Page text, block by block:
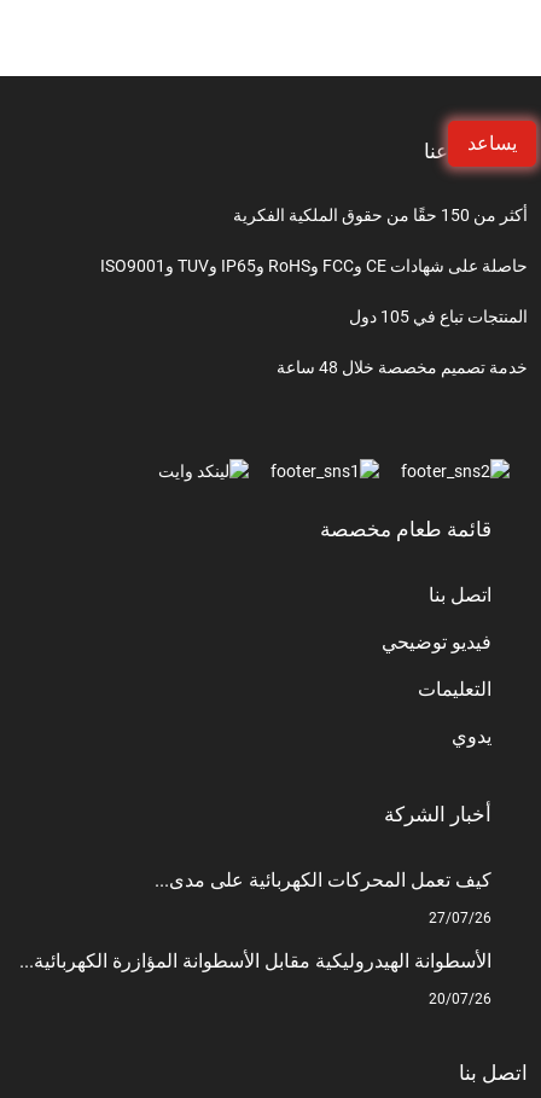
يساعد
معلومات عنا
أكثر من 150 حقًا من حقوق الملكية الفكرية
حاصلة على شهادات CE وFCC وRoHS وIP65 وTUV وISO9001
المنتجات تباع في 105 دول
خدمة تصميم مخصصة خلال 48 ساعة
قائمة طعام مخصصة
اتصل بنا
فيديو توضيحي
التعليمات
يدوي
أخبار الشركة
كيف تعمل المحركات الكهربائية على مدى...
27/07/26
الأسطوانة الهيدروليكية مقابل الأسطوانة المؤازرة الكهربائية...
20/07/26
اتصل بنا